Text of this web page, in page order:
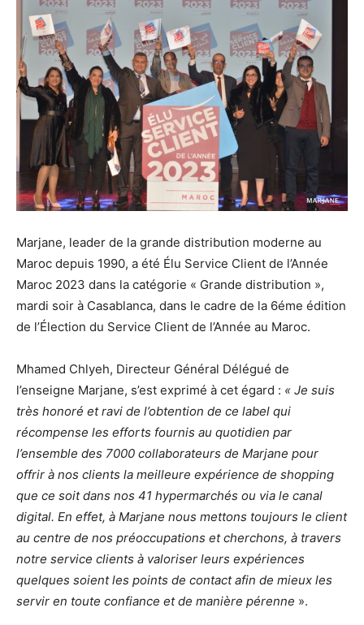
Marjane, leader de la grande distribution moderne au
Maroc depuis 1990, a été Élu Service Client de l’Année
Maroc 2023 dans la catégorie « Grande distribution »,
mardi soir à Casablanca, dans le cadre de la 6éme édition
de l’Élection du Service Client de l’Année au Maroc.
Mhamed Chlyeh, Directeur Général Délégué de
l’enseigne Marjane, s’est exprimé à cet égard : « Je suis
très honoré et ravi de l’obtention de ce label qui
récompense les efforts fournis au quotidien par
l’ensemble des 7000 collaborateurs de Marjane pour
offrir à nos clients la meilleure expérience de shopping
que ce soit dans nos 41 hypermarchés ou via le canal
digital. En effet, à Marjane nous mettons toujours le client
au centre de nos préoccupations et cherchons, à travers
notre service clients à valoriser leurs expériences
quelques soient les points de contact afin de mieux les
servir en toute confiance et de manière pérenne ».